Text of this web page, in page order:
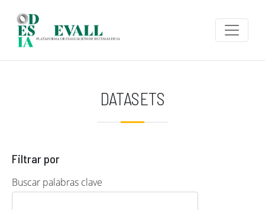
DATASETS
Filtrar por
Buscar palabras clave